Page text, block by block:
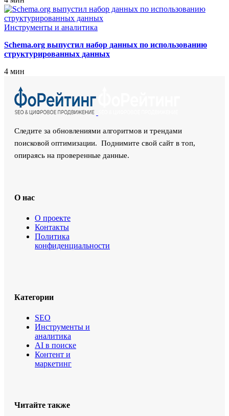
Инструменты и аналитика
Schema.org выпустил набор данных по использованию
структурированных данных
4 мин
Следите за обновлениями алгоритмов и трендами
поисковой оптимизации. Поднимите свой сайт в топ,
опираясь на проверенные данные.
О нас
О проекте
Контакты
Политика
конфиденциальности
Категории
SEO
Инструменты и
аналитика
AI в поиске
Контент и
маркетинг
Читайте также